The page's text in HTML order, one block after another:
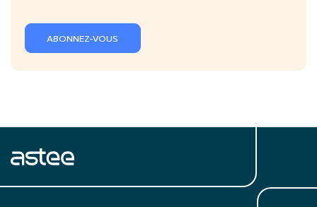
ABONNEZ-VOUS